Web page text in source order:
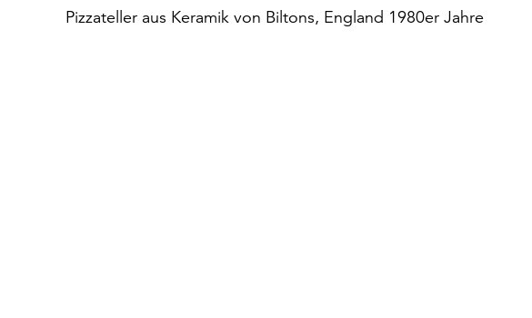
Pizzateller aus Keramik von Biltons, England 1980er Jahre